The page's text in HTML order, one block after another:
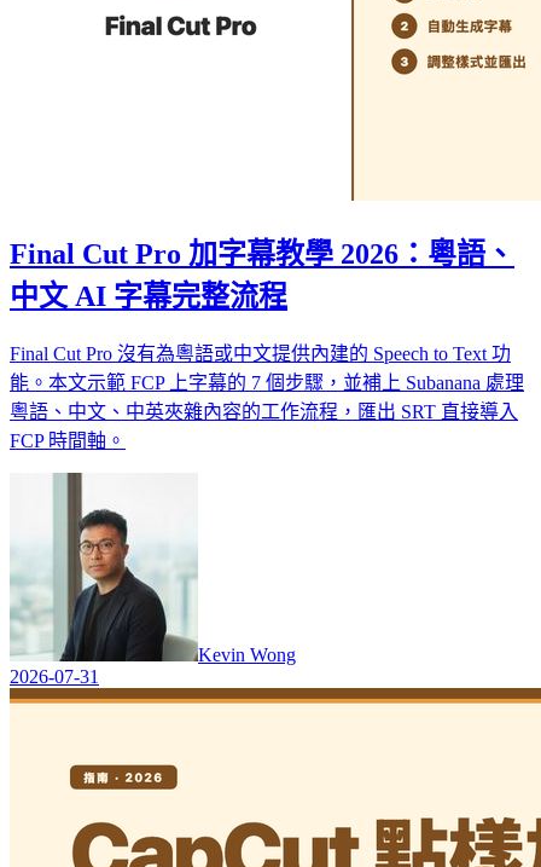
Final Cut Pro 加字幕教學 2026：粵語、
中文 AI 字幕完整流程
Final Cut Pro 沒有為粵語或中文提供內建的 Speech to Text 功
能。本文示範 FCP 上字幕的 7 個步驟，並補上 Subanana 處理
粵語、中文、中英夾雜內容的工作流程，匯出 SRT 直接導入
FCP 時間軸。
Kevin Wong
2026-07-31